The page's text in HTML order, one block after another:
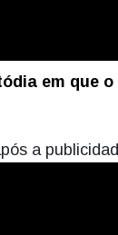
em que
a